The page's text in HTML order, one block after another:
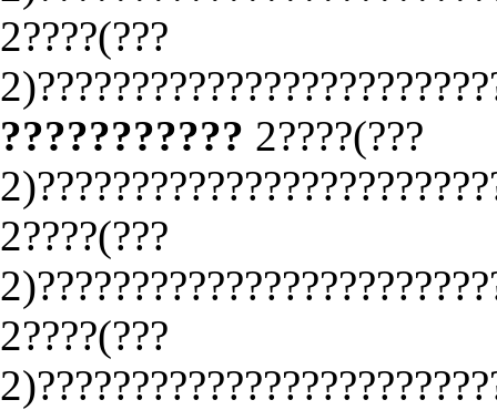
2????(???
??????????? 2????(???
2????(???
2????(???